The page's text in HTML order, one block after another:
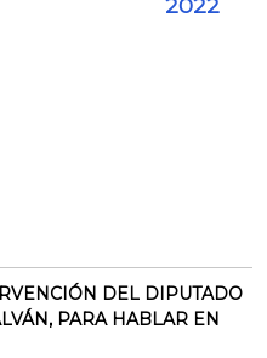
2022
DEL DIPUTADO
PARA HABLAR EN